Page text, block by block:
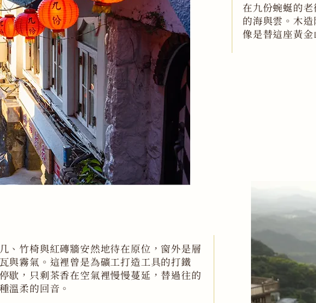
在九份蜿蜒的
的海與雲。木
像是替這座黃
、竹椅與紅磚牆安然地待在原位，窗外是層
與霧氣。這裡曾是為礦工打造工具的打鐵
歇，只剩茶香在空氣裡慢慢蔓延，替過往的
溫柔的回音。